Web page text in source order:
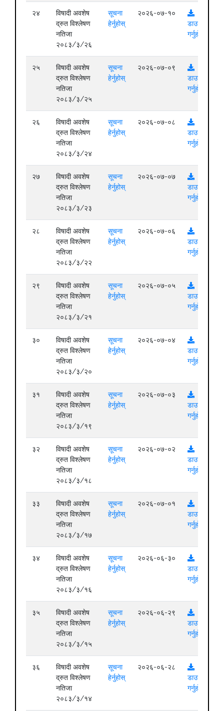
२४
विषादी अवशेष
द्रुत विश्लेषण
नतिजा
२०८३/३/२६
सूचना
हेर्नुहोस्
२०२६-०७-१०
डाउनलोड
गर्नुहोस्
२५
विषादी अवशेष
द्रुत विश्लेषण
नतिजा
२०८३/३/२५
सूचना
हेर्नुहोस्
२०२६-०७-०९
डाउनलोड
गर्नुहोस्
२६
विषादी अवशेष
द्रुत विश्लेषण
नतिजा
२०८३/३/२४
सूचना
हेर्नुहोस्
२०२६-०७-०८
डाउनलोड
गर्नुहोस्
२७
विषादी अवशेष
द्रुत विश्लेषण
नतिजा
२०८३/३/२३
सूचना
हेर्नुहोस्
२०२६-०७-०७
डाउनलोड
गर्नुहोस्
२८
विषादी अवशेष
द्रुत विश्लेषण
नतिजा
२०८३/३/२२
सूचना
हेर्नुहोस्
२०२६-०७-०६
डाउनलोड
गर्नुहोस्
२९
विषादी अवशेष
द्रुत विश्लेषण
नतिजा
२०८३/३/२१
सूचना
हेर्नुहोस्
२०२६-०७-०५
डाउनलोड
गर्नुहोस्
३०
विषादी अवशेष
द्रुत विश्लेषण
नतिजा
२०८३/३/२०
सूचना
हेर्नुहोस्
२०२६-०७-०४
डाउनलोड
गर्नुहोस्
३१
विषादी अवशेष
द्रुत विश्लेषण
नतिजा
२०८३/३/१९
सूचना
हेर्नुहोस्
२०२६-०७-०३
डाउनलोड
गर्नुहोस्
३२
विषादी अवशेष
द्रुत विश्लेषण
नतिजा
२०८३/३/१८
सूचना
हेर्नुहोस्
२०२६-०७-०२
डाउनलोड
गर्नुहोस्
३३
विषादी अवशेष
द्रुत विश्लेषण
नतिजा
२०८३/३/१७
सूचना
हेर्नुहोस्
२०२६-०७-०१
डाउनलोड
गर्नुहोस्
३४
विषादी अवशेष
द्रुत विश्लेषण
नतिजा
२०८३/३/१६
सूचना
हेर्नुहोस्
२०२६-०६-३०
डाउनलोड
गर्नुहोस्
३५
विषादी अवशेष
द्रुत विश्लेषण
नतिजा
२०८३/३/१५
सूचना
हेर्नुहोस्
२०२६-०६-२९
डाउनलोड
गर्नुहोस्
३६
विषादी अवशेष
द्रुत विश्लेषण
नतिजा
२०८३/३/१४
सूचना
हेर्नुहोस्
२०२६-०६-२८
डाउनलोड
गर्नुहोस्